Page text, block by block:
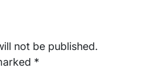
not be published.
*